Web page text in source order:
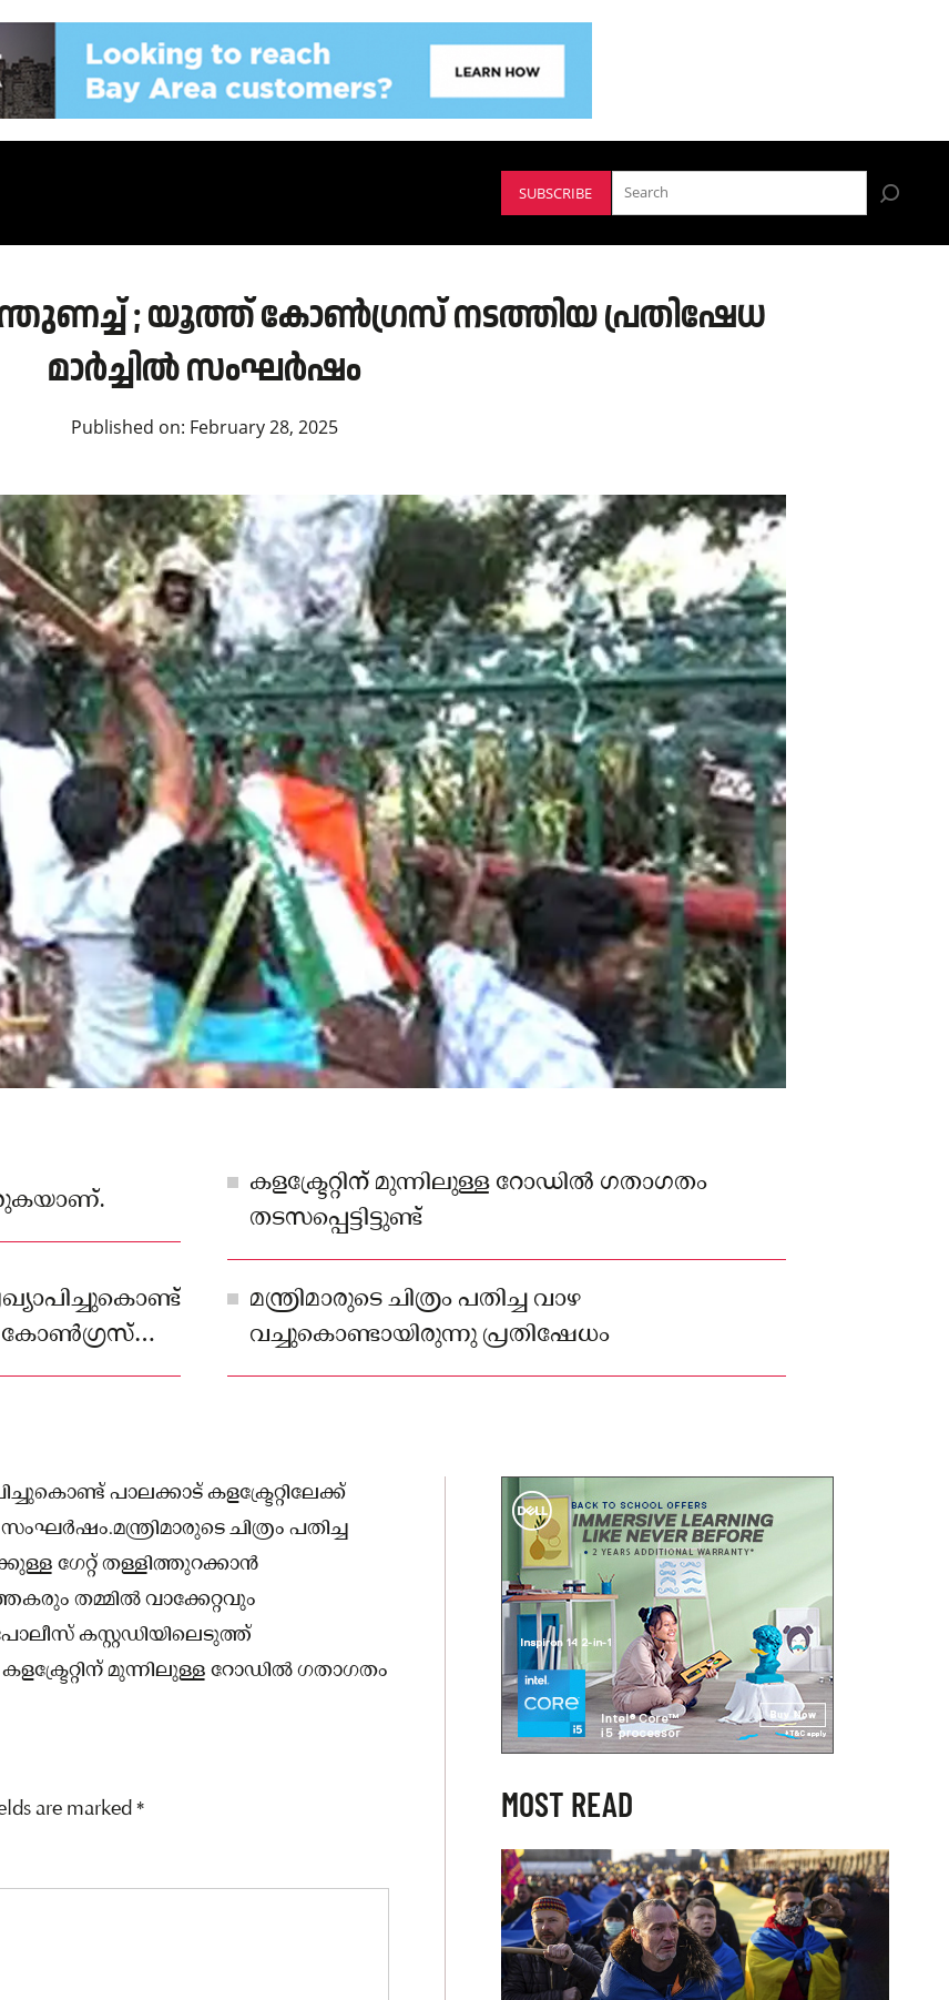
SUBSCRIBE
; യൂത്ത് കോൺഗ്രസ് നടത്തിയ പ്രതിഷേധ
മാർച്ചിൽ സംഘർഷം
Published on: February 28, 2025
കളക്ട്രേറ്റിന് മുന്നിലുള്ള റോഡിൽ ഗതാഗതം
തടസപ്പെട്ടിട്ടുണ്ട്
കോൺഗ്രസ്
മന്ത്രിമാരുടെ ചിത്രം പതിച്ച വാഴ
വച്ചുകൊണ്ടായിരുന്നു പ്രതിഷേധം
പാലക്കാട് കളക്ട്രേറ്റിലേക്ക്
ചിത്രം പതിച്ച
ഗേറ്റ് തള്ളിത്തുറക്കാൻ
തമ്മിൽ വാക്കേറ്റവും
കസ്റ്റഡിയിലെടുത്ത്
മുന്നിലുള്ള റോഡിൽ ഗതാഗതം
are marked* MOST READ